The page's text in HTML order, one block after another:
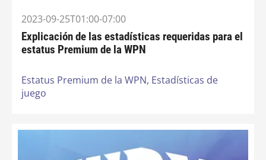
2023-09-25T01:00-07:00
Explicación de las estadísticas requeridas para el
estatus Premium de la WPN
Estatus Premium de la WPN, Estadísticas de
juego